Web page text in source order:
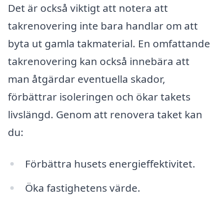
Det är också viktigt att notera att
takrenovering inte bara handlar om att
byta ut gamla takmaterial. En omfattande
takrenovering kan också innebära att
man åtgärdar eventuella skador,
förbättrar isoleringen och ökar takets
livslängd. Genom att renovera taket kan
du:
Förbättra husets energieffektivitet.
Öka fastighetens värde.